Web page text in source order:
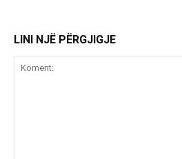
LINI NJË PËRGJIGJE